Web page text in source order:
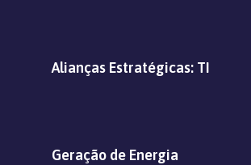
Alianças Estratégicas: TI
Geração de Energia